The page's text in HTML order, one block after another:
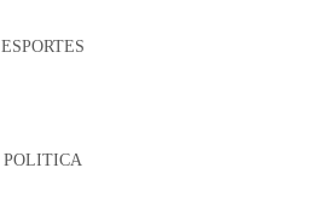
ESPORTES
POLITICA